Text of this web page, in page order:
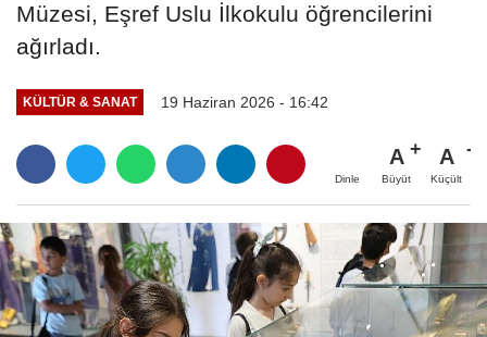
Müzesi, Eşref Uslu İlkokulu öğrencilerini
ağırladı.
KÜLTÜR & SANAT 19 Haziran 2026 - 16:42
Dinle
A
Büyüt
A
Küçült